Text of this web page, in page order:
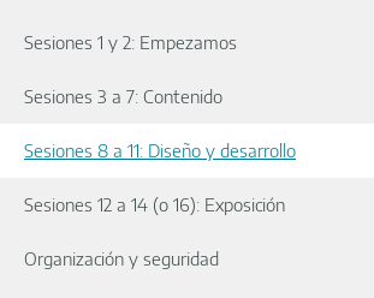
Sesiones 1 y 2: Empezamos
Sesiones 3 a 7: Contenido
Sesiones 8 a 11: Diseño y desarrollo
Sesiones 12 a 14 (o 16): Exposición
Organización y seguridad